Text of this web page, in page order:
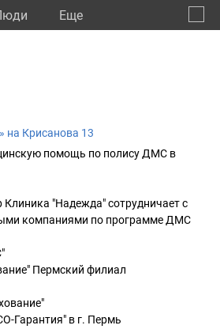
Eще
на Крисанова 13
помощь по полису ДМС в
Клиника "Надежда" сотрудничает с
компаниями по программе ДМС
Пермский филиал
Гарантия" в г. Пермь